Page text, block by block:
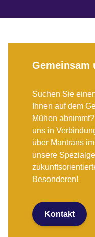
Gemeinsam
Suchen Sie
Ihnen auf dem
Mühen
uns in
über Mantrans
unsere
Besonderen!
Kontakt